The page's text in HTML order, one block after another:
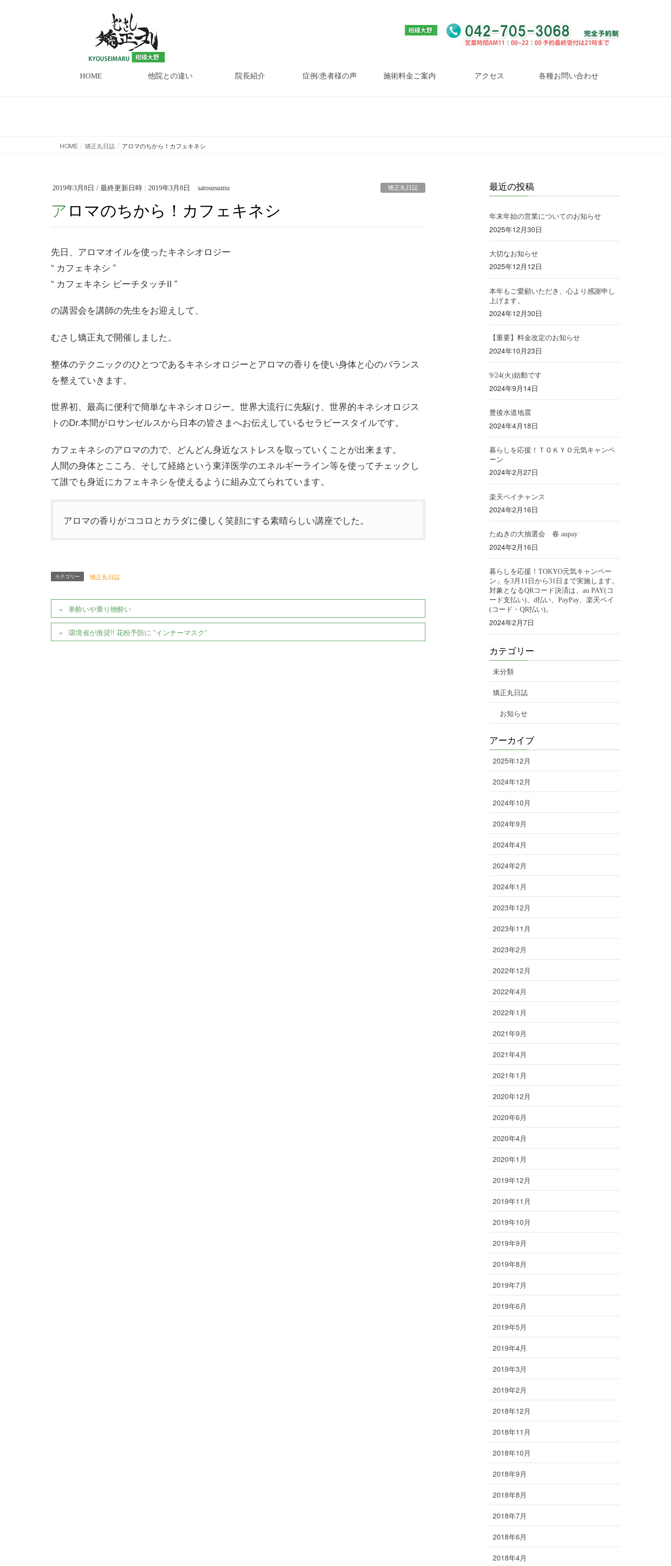
HOME 他院との違い 院長紹介 症例/患者様の声 施術料金ご案内 アクセス 各種お問い合わせ
HOME 矯正丸日誌 アロマのちから！カフェキネシ
2019年3月8日 / 最終更新日時 : 2019年3月8日 satosusumu 矯正丸日誌
アロマのちから！カフェキネシ
先日、アロマオイルを使ったキネシオロジー
“ カフェキネシ ”
“ カフェキネシ ピーチタッチII ”
の講習会を講師の先生をお迎えして、
むさし矯正丸で開催しました。
整体のテクニックのひとつであるキネシオロジーとアロマの香りを使い身体と心のバランス
を整えていきます。
世界初、最高に便利で簡単なキネシオロジー。世界大流行に先駆け、世界的キネシオロジス
トのDr.本間がロサンゼルスから日本の皆さまへお伝えしているセラピースタイルです。
カフェキネシのアロマの力で、どんどん身近なストレスを取っていくことが出来ます。
人間の身体とこころ、そして経絡という東洋医学のエネルギーライン等を使ってチェックし
て誰でも身近にカフェキネシを使えるように組み立てられています。
アロマの香りがココロとカラダに優しく笑顔にする素晴らしい講座でした。
カテゴリー 矯正丸日誌
車酔いや乗り物酔い
環境省が推奨!! 花粉予防に ”インナーマスク”
最近の投稿
年末年始の営業についてのお知らせ
2025年12月30日
大切なお知らせ
2025年12月12日
本年もご愛顧いただき、心より感謝申し
上げます。
2024年12月30日
【重要】料金改定のお知らせ
2024年10月23日
9/24(火)始動です
2024年9月14日
豊後水道地震
2024年4月18日
暮らしを応援！ＴＯＫＹＯ元気キャンペ
ーン
2024年2月27日
楽天ペイチャンス
2024年2月16日
たぬきの大抽選会 春 aupay
2024年2月16日
暮らしを応援！TOKYO元気キャンペー
ン」を3月11日から31日まで実施します。
対象となるQRコード決済は、au PAY(コ
ード支払い)、d払い、PayPay、楽天ペイ
(コード・QR払い)。
2024年2月7日
カテゴリー
未分類
矯正丸日誌
お知らせ
アーカイブ
2025年12月
2024年12月
2024年10月
2024年9月
2024年4月
2024年2月
2024年1月
2023年12月
2023年11月
2023年2月
2022年12月
2022年4月
2022年1月
2021年9月
2021年4月
2021年1月
2020年12月
2020年6月
2020年4月
2020年1月
2019年12月
2019年11月
2019年10月
2019年9月
2019年8月
2019年7月
2019年6月
2019年5月
2019年4月
2019年3月
2019年2月
2018年12月
2018年11月
2018年10月
2018年9月
2018年8月
2018年7月
2018年6月
2018年4月